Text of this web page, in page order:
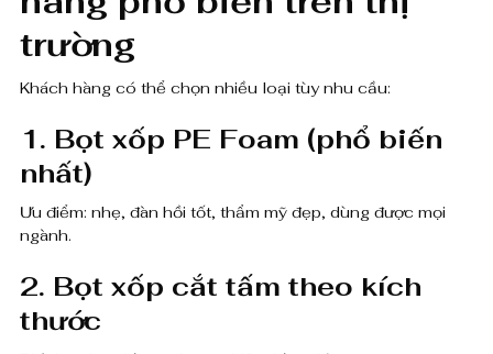
trường
Khách hàng có thể chọn nhiều loại tùy nhu cầu:
1. Bọt xốp PE Foam (phổ biến
nhất)
Ưu điểm: nhẹ, đàn hồi tốt, thẩm mỹ đẹp, dùng được mọi
ngành.
2. Bọt xốp cắt tấm theo kích
thước